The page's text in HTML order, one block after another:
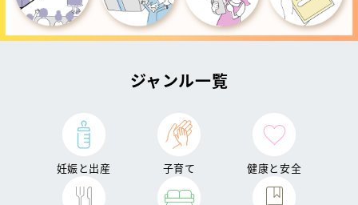
ジャンル一覧
妊娠と出産 子育て 健康と安全